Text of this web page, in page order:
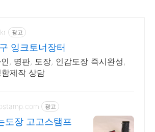
광고
잉크토너장터
, 명판, 도장, 인감도장 즉시완성,
제작 상담
광고
도장 고고스탬프